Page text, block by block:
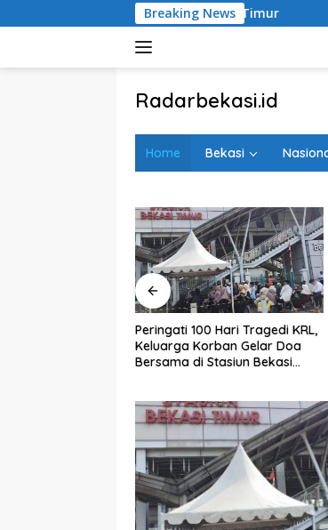
ke
Breaking News
di Stasiun Bekasi Timur Administrasi
Radarbekasi.id
Bekasi
Home Bekasi
100 Hari Tragedi KRL,
Korban Gelar Doa
di Stasiun Bekasi
Administrasi Beres,
City Kini Diproses
di BPN